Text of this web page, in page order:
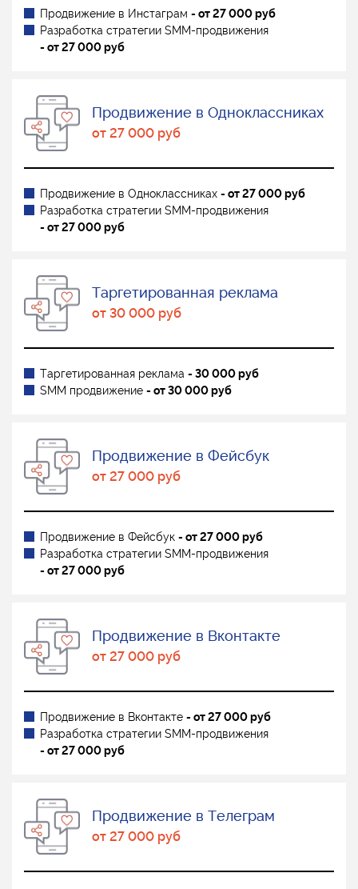
Продвижение в Инстаграм - от 27 000 руб
Разработка стратегии SMM-продвижения
- от 27 000 руб
Продвижение в Одноклассниках
от 27 000 руб
Продвижение в Одноклассниках - от 27 000 руб
Разработка стратегии SMM-продвижения
- от 27 000 руб
Таргетированная реклама
от 30 000 руб
Таргетированная реклама - 30 000 руб
SMM продвижение - от 30 000 руб
Продвижение в Фейсбук
от 27 000 руб
Продвижение в Фейсбук - от 27 000 руб
Разработка стратегии SMM-продвижения
- от 27 000 руб
Продвижение в Вконтакте
от 27 000 руб
Продвижение в Вконтакте - от 27 000 руб
Разработка стратегии SMM-продвижения
- от 27 000 руб
Продвижение в Телеграм
от 27 000 руб